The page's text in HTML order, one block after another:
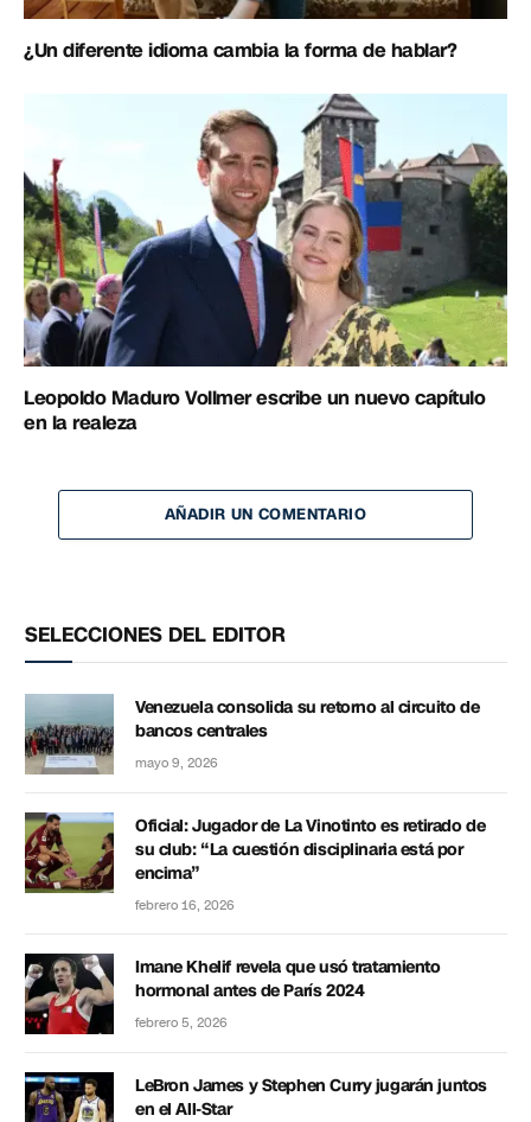
¿Un diferente idioma cambia la forma de hablar?
Leopoldo Maduro Vollmer escribe un nuevo capítulo
en la realeza
AÑADIR UN COMENTARIO
SELECCIONES DEL EDITOR
Venezuela consolida su retorno al circuito de
bancos centrales
mayo 9, 2026
Oficial: Jugador de La Vinotinto es retirado de
su club: “La cuestión disciplinaria está por
encima”
febrero 16, 2026
Imane Khelif revela que usó tratamiento
hormonal antes de París 2024
febrero 5, 2026
LeBron James y Stephen Curry jugarán juntos
en el All-Star